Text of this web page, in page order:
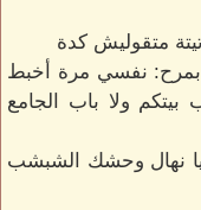
متقوليش كدة
نفسي مرة أخبط
ولا باب الجامع
نهال وحشك الشبشب